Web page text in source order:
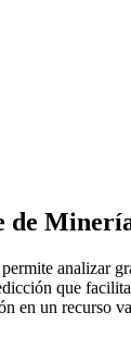
de
analizar
que
en un recurso